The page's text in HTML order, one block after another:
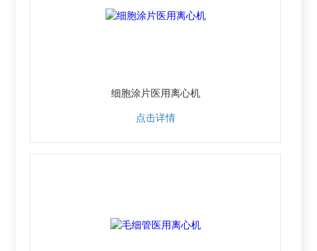
细胞涂片医用离心机
点击详情